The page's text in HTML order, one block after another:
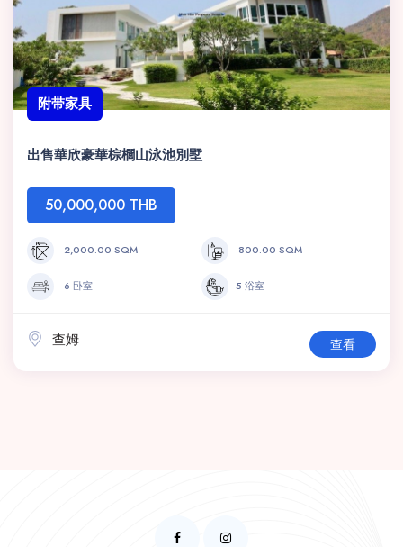
附带家具
出售華欣豪華棕櫚山泳池別墅
50,000,000 THB
2,000.00 SQM 800.00 SQM
6 卧室 5 浴室
查姆 查看